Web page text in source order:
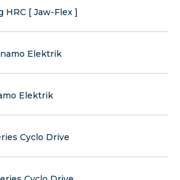
HRC [ Jaw-Flex ]
Elektrik
Elektrik
Cyclo Drive